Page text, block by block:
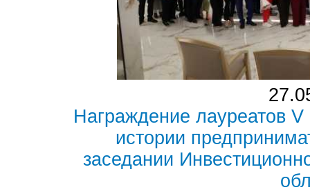
Награждение лауреатов V
истории
заседании